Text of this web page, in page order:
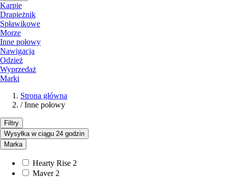
Karpie
Drapieżnik
Spławikowe
Morze
Inne połowy
Nawigacja
Odzież
Wyprzedaż
Marki
Strona główna
/ Inne połowy
Filtry
Wysyłka w ciągu 24 godzin
Marka
Hearty Rise 2
Maver 2